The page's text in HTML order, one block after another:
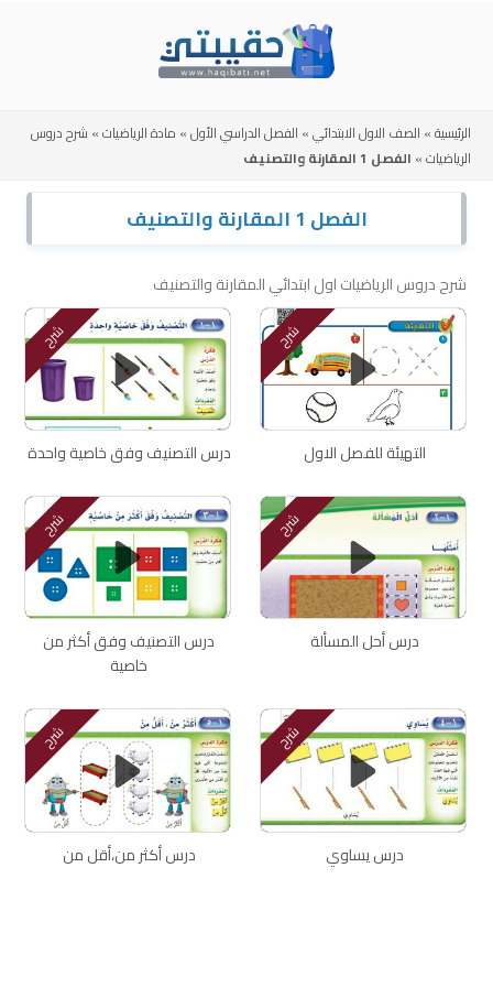
الرئيسية» الصف الاول الابتدائي» الفصل الدراسي الأول» مادة الرياضيات» شرح دروس
الرياضيات» الفصل 1 المقارنة والتصنيف
الفصل 1 المقارنة والتصنيف
شرح دروس الرياضيات اول ابتدائي المقارنة والتصنيف
شرح
التهيئة للفصل الاول
شرح
درس التصنيف وفق خاصية واحدة
شرح
درس أحل المسألة
شرح
درس التصنيف وفق أكثر من
خاصية
شرح
درس يساوي
شرح
درس أكثر من،أقل من